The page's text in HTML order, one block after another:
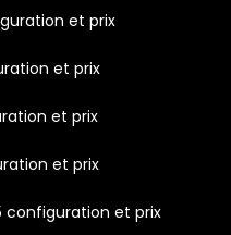
et prix
et prix
et prix
et prix
configuration et prix